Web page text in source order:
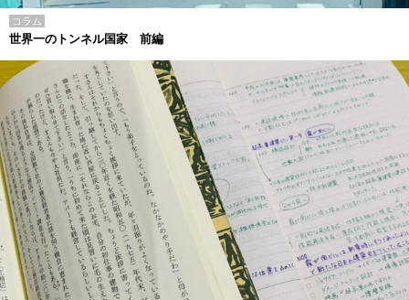
コラム
世界一のトンネル国家 前編